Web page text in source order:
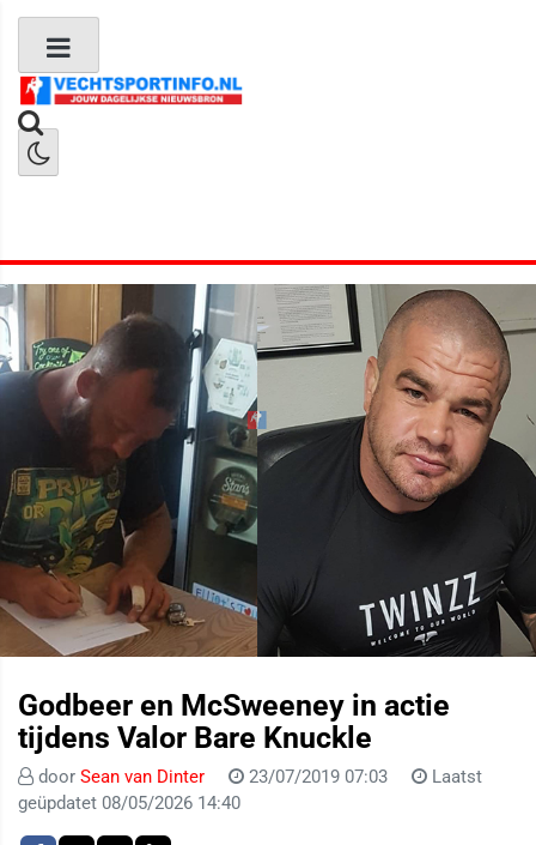
Godbeer en McSweeney in actie
tijdens Valor Bare Knuckle
door Sean van Dinter 23/07/2019 07:03
Laatst
geüpdatet 08/05/2026 14:40